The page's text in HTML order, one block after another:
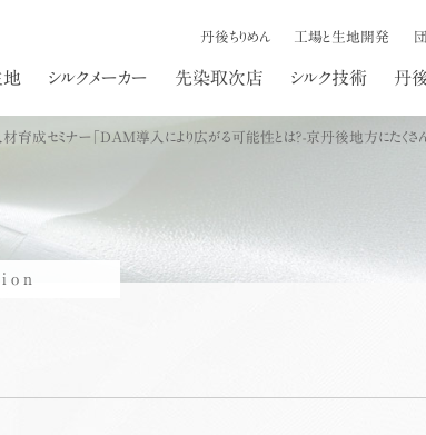
丹後ちりめん 工場と生地開発
地 シルクメーカー 先染取次店 シルク技術 丹
育成セミナー「DAM導入により広がる可能性とは？-京丹後地方にたくさ